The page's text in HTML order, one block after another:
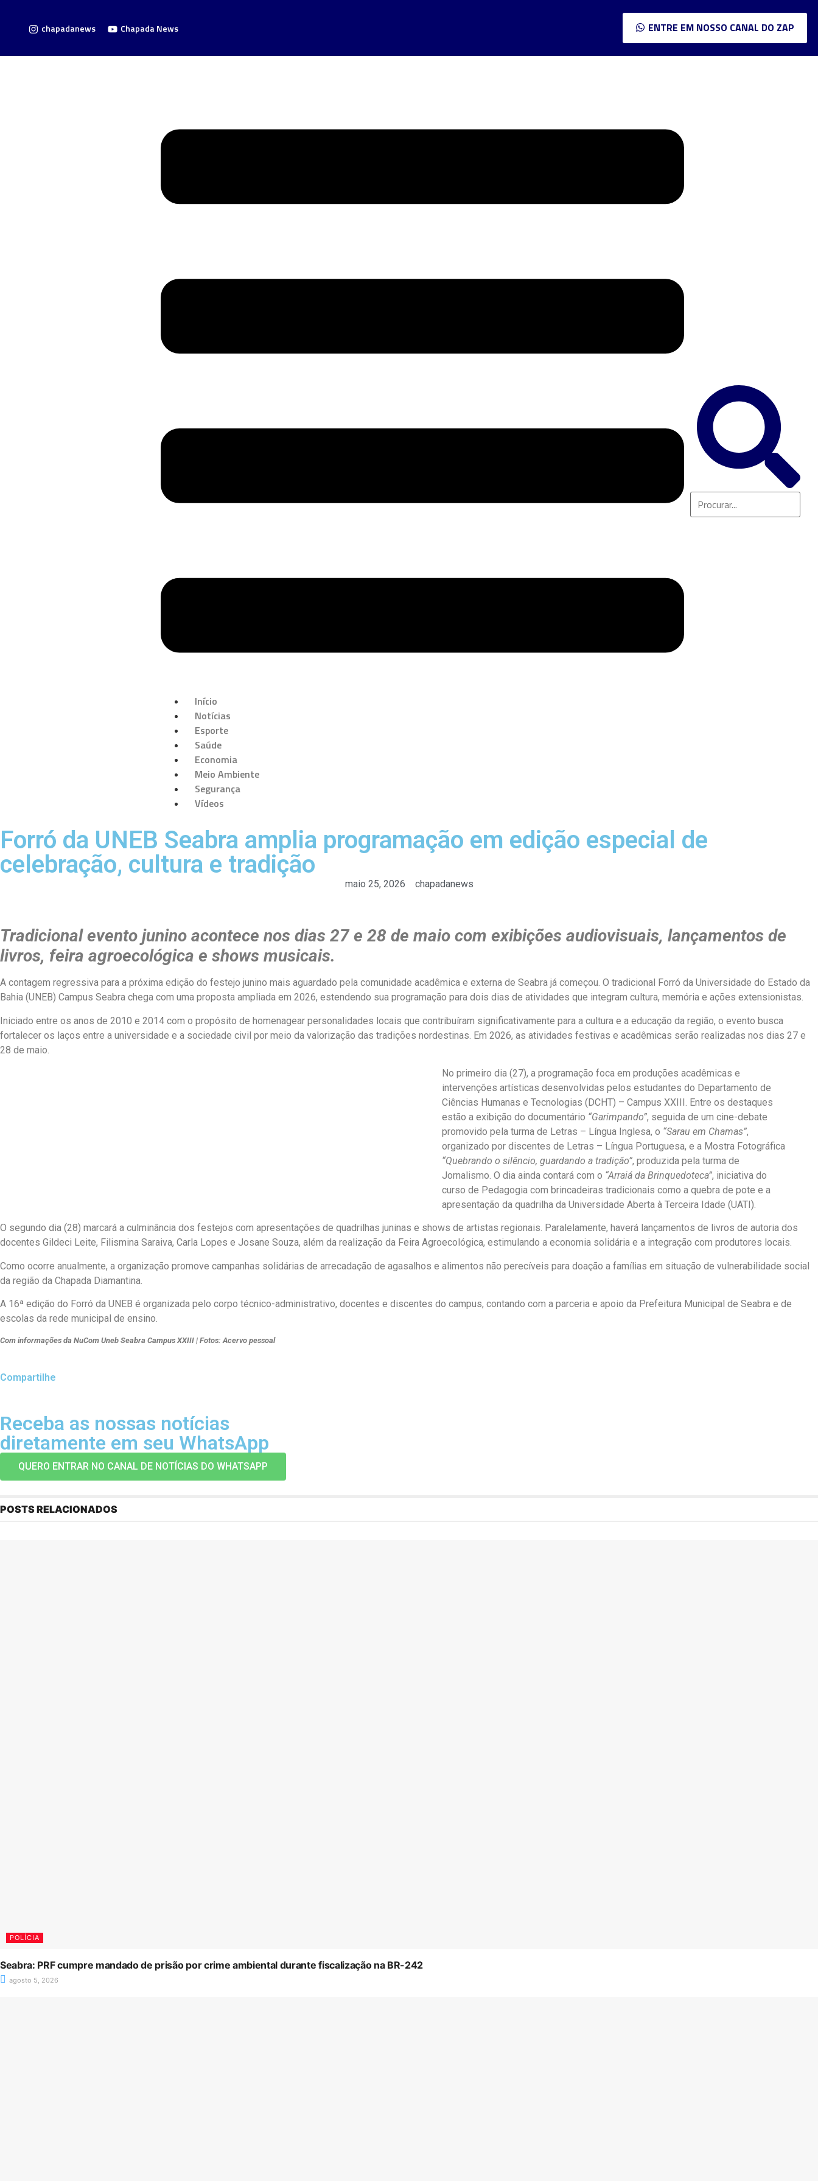
chapadanews Chapada News ENTRE EM NOSSO CANAL DO ZAP
Início
Notícias
Esporte
Saúde
Economia
Meio Ambiente
Segurança
Vídeos
Forró da UNEB Seabra amplia programação em edição especial de
celebração, cultura e tradição
maio 25, 2026 chapadanews
Tradicional evento junino acontece nos dias 27 e 28 de maio com exibições audiovisuais, lançamentos de
livros, feira agroecológica e shows musicais.
A contagem regressiva para a próxima edição do festejo junino mais aguardado pela comunidade acadêmica e externa de Seabra já começou. O tradicional Forró da Universidade do Estado da
Bahia (UNEB) Campus Seabra chega com uma proposta ampliada em 2026, estendendo sua programação para dois dias de atividades que integram cultura, memória e ações extensionistas.
Iniciado entre os anos de 2010 e 2014 com o propósito de homenagear personalidades locais que contribuíram significativamente para a cultura e a educação da região, o evento busca
fortalecer os laços entre a universidade e a sociedade civil por meio da valorização das tradições nordestinas. Em 2026, as atividades festivas e acadêmicas serão realizadas nos dias 27 e
28 de maio.
No primeiro dia (27), a programação foca em produções acadêmicas e
intervenções artísticas desenvolvidas pelos estudantes do Departamento de
Ciências Humanas e Tecnologias (DCHT) – Campus XXIII. Entre os destaques
estão a exibição do documentário “Garimpando”, seguida de um cine-debate
promovido pela turma de Letras – Língua Inglesa, o “Sarau em Chamas”,
organizado por discentes de Letras – Língua Portuguesa, e a Mostra Fotográfica
“Quebrando o silêncio, guardando a tradição”, produzida pela turma de
Jornalismo. O dia ainda contará com o “Arraiá da Brinquedoteca”, iniciativa do
curso de Pedagogia com brincadeiras tradicionais como a quebra de pote e a
apresentação da quadrilha da Universidade Aberta à Terceira Idade (UATI).
O segundo dia (28) marcará a culminância dos festejos com apresentações de quadrilhas juninas e shows de artistas regionais. Paralelamente, haverá lançamentos de livros de autoria dos
docentes Gildeci Leite, Filismina Saraiva, Carla Lopes e Josane Souza, além da realização da Feira Agroecológica, estimulando a economia solidária e a integração com produtores locais.
Como ocorre anualmente, a organização promove campanhas solidárias de arrecadação de agasalhos e alimentos não perecíveis para doação a famílias em situação de vulnerabilidade social
da região da Chapada Diamantina.
A 16ª edição do Forró da UNEB é organizada pelo corpo técnico-administrativo, docentes e discentes do campus, contando com a parceria e apoio da Prefeitura Municipal de Seabra e de
escolas da rede municipal de ensino.
Com informações da NuCom Uneb Seabra Campus XXIII | Fotos: Acervo pessoal
Compartilhe
Receba as nossas notícias
diretamente em seu WhatsApp
QUERO ENTRAR NO CANAL DE NOTÍCIAS DO WHATSAPP
POSTS RELACIONADOS
POLÍCIA
Seabra: PRF cumpre mandado de prisão por crime ambiental durante fiscalização na BR-242
agosto 5, 2026